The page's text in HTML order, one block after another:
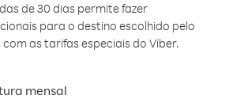
de 30 dias permite fazer
para o destino escolhido pelo
as tarifas especiais do Viber.
mensal